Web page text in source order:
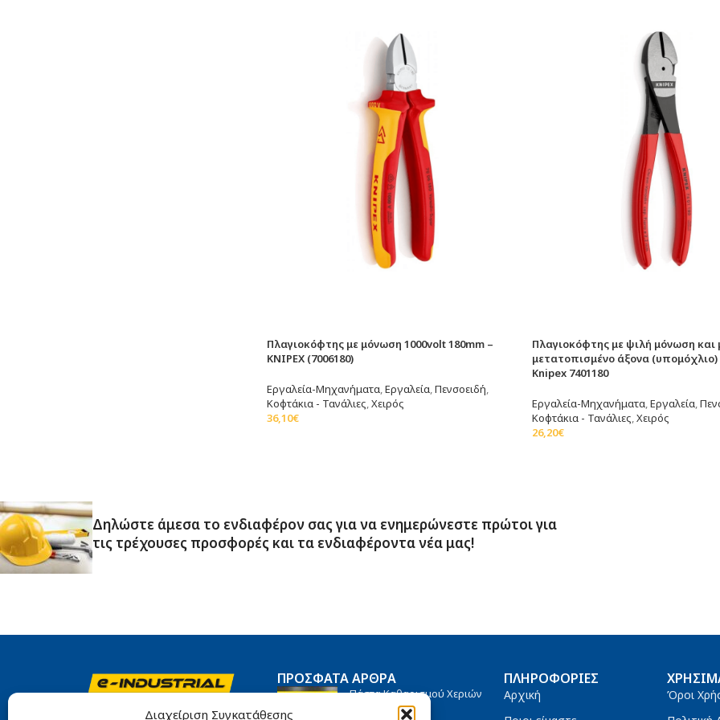
Διαχείριση Συγκατάθεσης
Πλαγιοκόφτης με μόνωση 1000volt 180mm –
KNIPEX (7006180)
Εργαλεία-Μηχανήματα,Εργαλεία,Πενσοειδή,
Κοφτάκια - Τανάλιες,Χειρός
36,10€
Πλαγιοκόφτης με ψιλή μόνωση και
μετατοπισμένο άξονα (υπομόχλιο)
Knipex 7401180
Εργαλεία-Μηχανήματα,Εργαλεία,
Κοφτάκια - Τανάλιες,Χειρός
26,20€
Δηλώστε άμεσα το ενδιαφέρον σας για να ενημερώνεστε πρώτοι για
τις τρέχουσες προσφορές και τα ενδιαφέροντα νέα μας!
Αιγάλεω 10, Πειραιάς, 185 45
ΠΡΌΣΦΑΤΑ ΆΡΘΡΑ
Πάστα Καθαρισμού Χεριών
Titanium 4000
ΠΛΗΡΟΦΟΡΊΕΣ
Αρχική
Όροι